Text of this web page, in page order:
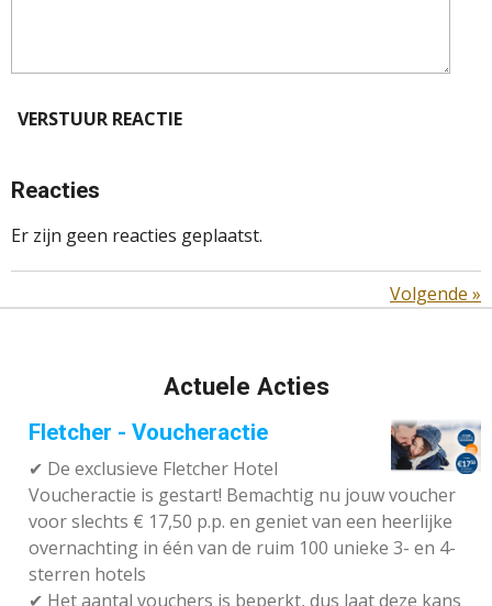
VERSTUUR REACTIE
Reacties
Er zijn geen reacties geplaatst.
Volgende »
Actuele Acties
Fletcher - Voucheractie
✔ De exclusieve Fletcher Hotel
Voucheractie is gestart! Bemachtig nu jouw voucher
voor slechts € 17,50 p.p. en geniet van een heerlijke
overnachting in één van de ruim 100 unieke 3- en 4-
sterren hotels
✔ Het aantal vouchers is beperkt, dus laat deze kans